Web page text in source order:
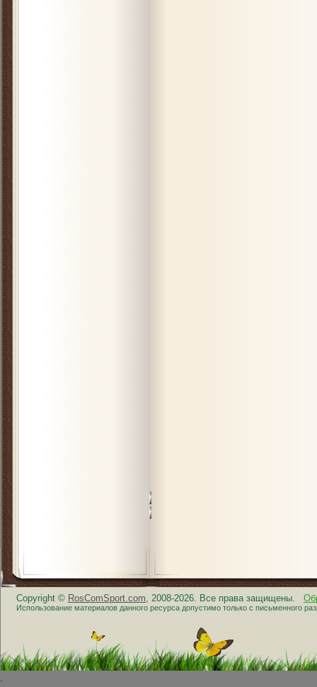
Copyright © RosComSport.com, 2008-2026. Все права защищены.
Использование материалов данного ресурса допустимо только с письменного
.